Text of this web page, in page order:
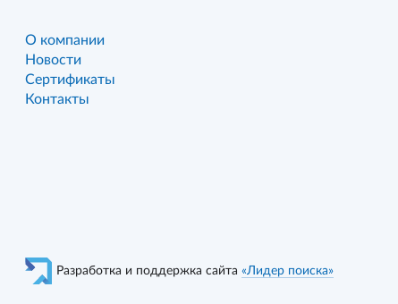
О компании
Новости
Сертификаты
Контакты
Разработка и поддержка сайта «Лидер поиска»